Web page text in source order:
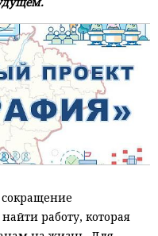
работу, которая